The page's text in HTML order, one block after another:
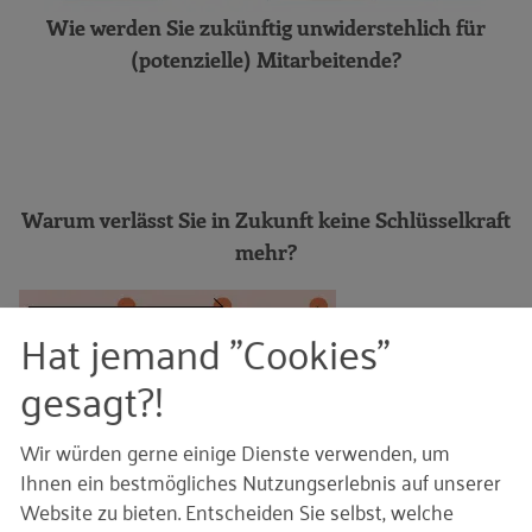
Inspirationsfragen: Weiterbildung in
Ihrem Unternehmen.
Arbeitgeberattraktivität
RKW-Toolbox: Attraktivitäts-Cockpit
Das P³erspektive-Personal-
Orientierungsmodell
Handlungsfeld Produktivität
Mit digitaler Unterstützung und neu
organisierten Prozessen Engpässe
entschärfen
Unternehmen berichten: KEMMER & HEIN
Wie werden Sie zukünftig unwiderstehlich für
(potenzielle) Mitarbeitende?
Warum verlässt Sie in Zukunft keine Schlüsselkraft
mehr?
Hat jemand "Cookies"
gesagt?!
Wir würden gerne einige Dienste verwenden, um
Ihnen ein bestmögliches Nutzungserlebnis auf unserer
Website zu bieten. Entscheiden Sie selbst, welche